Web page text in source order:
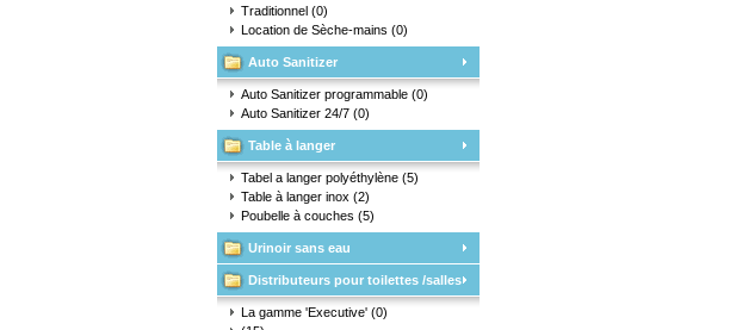
Traditionnel (0)
Location de Sèche-mains (0)
Auto Sanitizer
Auto Sanitizer programmable (0)
Auto Sanitizer 24/7 (0)
Table à langer
Tabel a langer polyéthylène (5)
Table à langer inox (2)
Poubelle à couches (5)
Urinoir sans eau
Distributeurs pour toilettes /salles
d'eauLa gamme 'Executive' (0)